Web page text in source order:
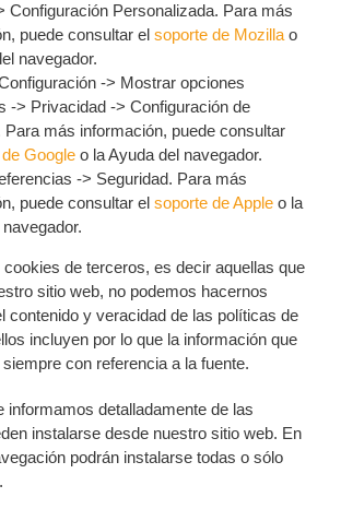
Configuración Personalizada. Para más
puede consultar el soporte de Mozilla o
navegador.
-> Mostrar opciones
-> Privacidad -> Configuración de
Para más información, puede consultar
Google o la Ayuda del navegador.
-> Seguridad. Para más
puede consultar el soporte de Apple o la
de terceros, es decir aquellas que
sitio web, no podemos hacernos
contenido y veracidad de las políticas de
incluyen por lo que la información que
con referencia a la fuente.
informamos detalladamente de las
instalarse desde nuestro sitio web. En
podrán instalarse todas o sólo